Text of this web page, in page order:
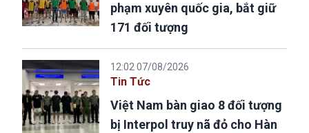
phạm xuyên quốc gia, bắt giữ
171 đối tượng
12:02 07/08/2026
Tin Tức
Việt Nam bàn giao 8 đối tượng
bị Interpol truy nã đỏ cho Hàn